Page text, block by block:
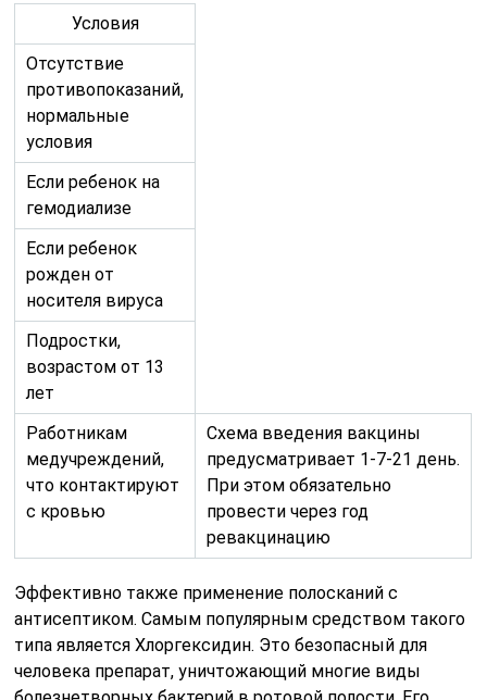
Условия
Отсутствие
противопоказаний,
нормальные
условия
Если ребенок на
гемодиализе
Если ребенок
рожден от
носителя вируса
Подростки,
возрастом от 13
лет
Работникам
медучреждений,
что контактируют
с кровью
Схема введения вакцины
предусматривает 1-7-21 день.
При этом обязательно
провести через год
ревакцинацию
Эффективно также применение полосканий с
антисептиком. Самым популярным средством такого
типа является Хлоргексидин. Это безопасный для
человека препарат, уничтожающий многие виды